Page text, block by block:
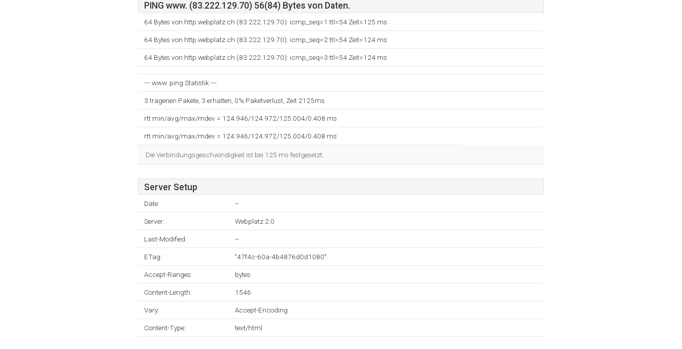
PING www. (83.222.129.70) 56(84) Bytes von Daten.
64 Bytes von http.webplatz.ch (83.222.129.70): icmp_seq=1 ttl=54 Zeit=125 ms
64 Bytes von http.webplatz.ch (83.222.129.70): icmp_seq=2 ttl=54 Zeit=124 ms
64 Bytes von http.webplatz.ch (83.222.129.70): icmp_seq=3 ttl=54 Zeit=124 ms
--- www. ping Statistik ---
3 tragenen Pakete, 3 erhalten, 0% Paketverlust, Zeit 2125ms
rtt min/avg/max/mdev = 124.946/124.972/125.004/0.408 ms
rtt min/avg/max/mdev = 124.946/124.972/125.004/0.408 ms
Die Verbindungsgeschwindigkeit ist bei 125 ms festgesetzt.
Server Setup
Date: --
Server: Webplatz 2.0
Last-Modified: --
ETag: "47f4c-60a-4b4876d0d1080"
Accept-Ranges: bytes
Content-Length: 1546
Vary: Accept-Encoding
Content-Type: text/html